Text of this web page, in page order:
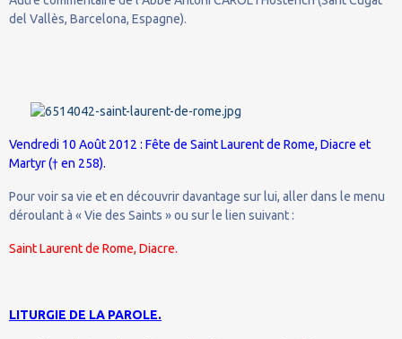
del Vallès, Barcelona, Espagne).
Vendredi 10 Août 2012 : Fête de Saint Laurent de Rome, Diacre et
Martyr († en 258).
Pour voir sa vie et en découvrir davantage sur lui, aller dans le menu
déroulant à « Vie des Saints » ou sur le lien suivant :
Saint Laurent de Rome, Diacre.
LITURGIE DE LA PAROLE.